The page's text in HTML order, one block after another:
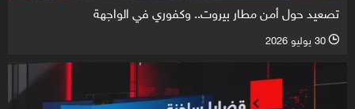
تصعيد حول أمن مطار بيروت.. وكفوري في الواجهة
l 30 يوليو 2026